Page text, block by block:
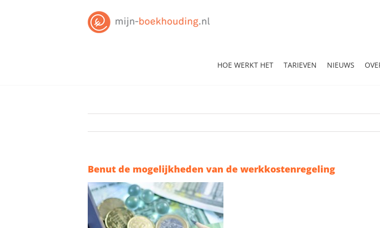
HOE WERKT HET TARIEVEN NIEUWS
Benut de mogelijkheden van de werkkostenregeling